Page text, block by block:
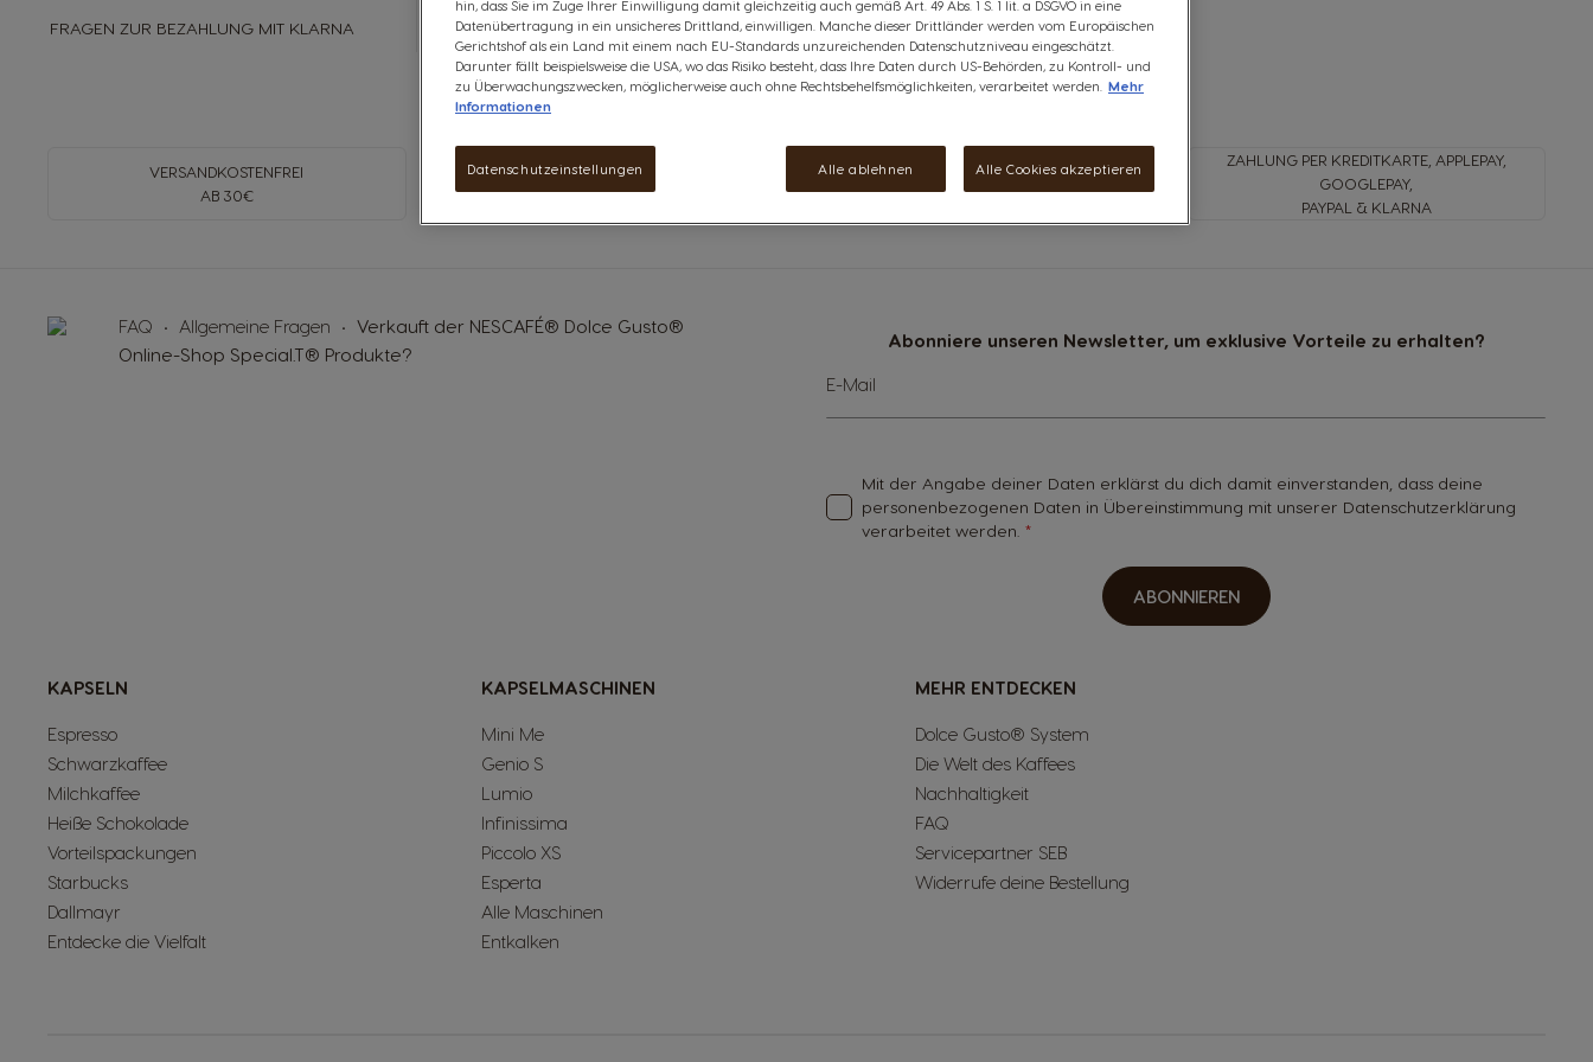
FRAGEN ZUR BEZAHLUNG MIT KLARNA
VERSANDKOSTENFREI
AB 30€
SICHERE BEZAHLUNG DANK SSL
VERSCHLÜSSELUNG
LIEFERUNG INNERHALB
VON 2-5 WERKTAGEN
ZAHLUNG PER KREDITKARTE, APPLEPAY,
GOOGLEPAY,
PAYPAL & KLARNA
FAQ Allgemeine Fragen
Verkauft der NESCAFÉ® Dolce Gusto®
Online-Shop Special.T® Produkte?
Abonniere unseren Newsletter, um exklusive Vorteile zu erhalten?
Melde
dich
für
an:
E-Mail
Mit der Angabe deiner Daten erklärst du dich damit einverstanden, dass deine
personenbezogenen Daten in Übereinstimmung mit unserer Datenschutzerklärung
verarbeitet werden.
ABONNIEREN
KAPSELN
Espresso
Schwarzkaffee
Milchkaffee
Heiße Schokolade
Vorteilspackungen
Starbucks
Dallmayr
Entdecke die Vielfalt
KAPSELMASCHINEN
Mini Me
Genio S
Lumio
Infinissima
Piccolo XS
Esperta
Alle Maschinen
Entkalken
MEHR ENTDECKEN
Dolce Gusto® System
Die Welt des Kaffees
Nachhaltigkeit
FAQ
Servicepartner SEB
Widerrufe deine Bestellung
hin, dass Sie im Zuge Ihrer Einwilligung damit gleichzeitig auch gemäß Art. 49 Abs. 1 S. 1 lit. a DSGVO in eine
Datenübertragung in ein unsicheres Drittland, einwilligen. Manche dieser Drittländer werden vom Europäischen
Gerichtshof als ein Land mit einem nach EU-Standards unzureichenden Datenschutzniveau eingeschätzt.
Darunter fällt beispielsweise die USA, wo das Risiko besteht, dass Ihre Daten durch US-Behörden, zu Kontroll- und
zu Überwachungszwecken, möglicherweise auch ohne Rechtsbehelfsmöglichkeiten, verarbeitet werden.
Mehr
Informationen
Alle ablehnen Alle Cookies akzeptieren
Datenschutzeinstellungen